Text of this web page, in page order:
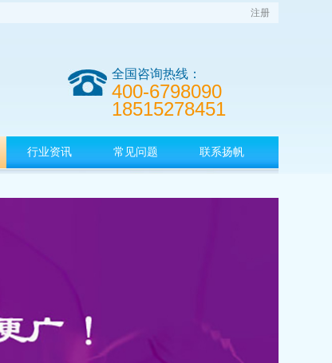
注册
全国咨询热线：
400-6798090
18515278451
行业资讯 常见问题 联系扬帆